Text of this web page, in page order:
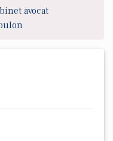
avocat